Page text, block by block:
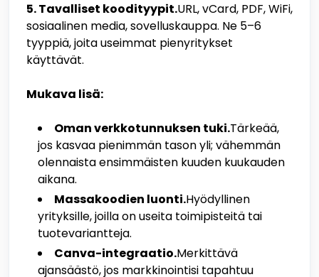
5. Tavalliset koodityypit.URL, vCard, PDF, WiFi,
sosiaalinen media, sovelluskauppa. Ne 5–6
tyyppiä, joita useimmat pienyritykset
käyttävät.
Mukava lisä:
Oman verkkotunnuksen tuki.Tärkeää,
jos kasvaa pienimmän tason yli; vähemmän
olennaista ensimmäisten kuuden kuukauden
aikana.
Massakoodien luonti.Hyödyllinen
yrityksille, joilla on useita toimipisteitä tai
tuotevariantteja.
Canva-integraatio.Merkittävä
ajansäästö, jos markkinointisi tapahtuu